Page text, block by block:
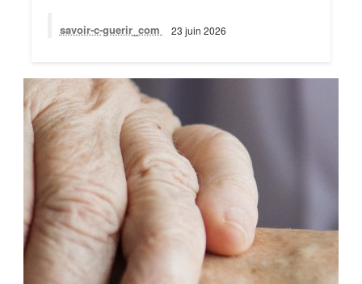
savoir-c-guerir_com 23 juin 2026